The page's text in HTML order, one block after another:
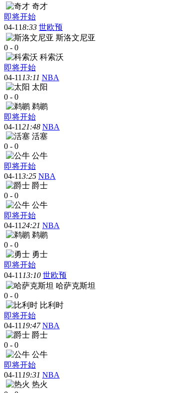
奇才
即将开始
04-118:33 世欧预
斯洛文尼亚
0 - 0
科索沃
即将开始
04-11 13:11 NBA
太阳
0 - 0
鹈鹕
即将开始
04-1121:48 NBA
活塞
0 - 0
公牛
即将开始
04-113:25 NBA
爵士
0 - 0
公牛
即将开始
04-1124:21 NBA
鹈鹕
0 - 0
勇士
即将开始
04-11 13:10 世欧预
哈萨克斯坦
0 - 0
比利时
即将开始
04-11 19:47 NBA
爵士
0 - 0
公牛
即将开始
04-11 19:31 NBA
热火